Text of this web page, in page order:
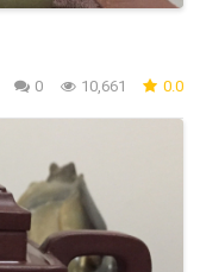
0 10,661 0.0